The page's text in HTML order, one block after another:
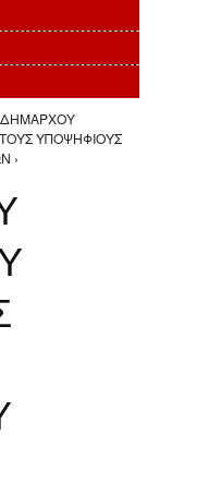
ΔΗΜΑΡΧΟΥ
ΥΠΟΨΗΦΙΟΥΣ
›